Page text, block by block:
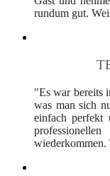
rundum gut.
"Es war bereits
was man sich
einfach perfekt
wiederkommen.